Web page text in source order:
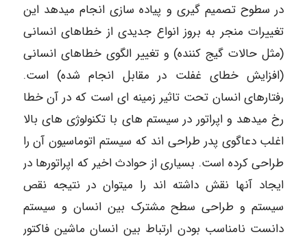
در سطوح تصمیم گیری و پیاده سازی انجام میدهد این
تغییرات منجر به بروز انواع جدیدی از خطاهای انسانی
(مثل حالات گیج کننده) و تغییر الگوی خطاهای انسانی
(افزایش خطای غفلت در مقابل انجام شده) است.
رفتارهای انسان تحت تاثیر زمینه ای است که در آن خطا
رخ میدهد و اپراتور در سیستم های با تکنولوژی های بالا
اغلب دعاگوی پدر طراحی اند که سیستم اتوماسیون آن را
طراحی کرده است. بسیاری از حوادث اخیر که اپراتورها در
ایجاد آنها نقش داشته اند را میتوان در نتیجه نقص
سیستم و طراحی سطح مشترک بین انسان و سیستم
دانست نامناسب بودن ارتباط بین انسان ماشین فاکتور